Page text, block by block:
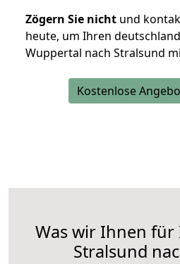
Zögern Sie nicht und
heute, um Ihren
Wuppertal nach Stralsund
Kostenlose
Was wir Ihnen
Stralsund